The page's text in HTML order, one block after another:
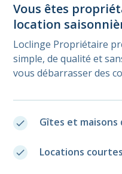
Vous êtes
location
Loclinge Propriétaire
simple, de qualité et
vous débarrasser des
done Gîtes et maisons
done Locations